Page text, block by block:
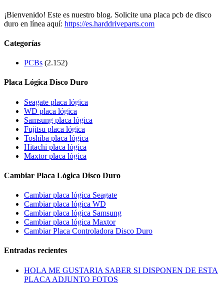
¡Bienvenido! Este es nuestro blog. Solicite una placa pcb de disco
duro en línea aquí: https://es.harddriveparts.com
Categorías
PCBs (2.152)
Placa Lógica Disco Duro
Seagate placa lógica
WD placa lógica
Samsung placa lógica
Fujitsu placa lógica
Toshiba placa lógica
Hitachi placa lógica
Maxtor placa lógica
Cambiar Placa Lógica Disco Duro
Cambiar placa lógica Seagate
Cambiar placa lógica WD
Cambiar placa lógica Samsung
Cambiar placa lógica Maxtor
Cambiar Placa Controladora Disco Duro
Entradas recientes
HOLA ME GUSTARIA SABER SI DISPONEN DE ESTA
PLACA ADJUNTO FOTOS